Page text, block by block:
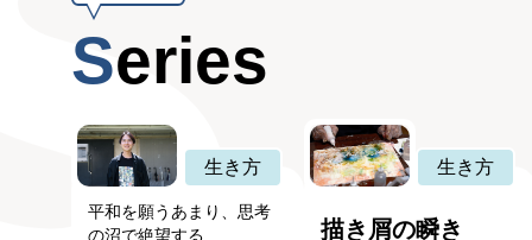
Series
生き方
平和を願うあまり、思考
の沼で絶望する
生き方
描き屑の瞬き